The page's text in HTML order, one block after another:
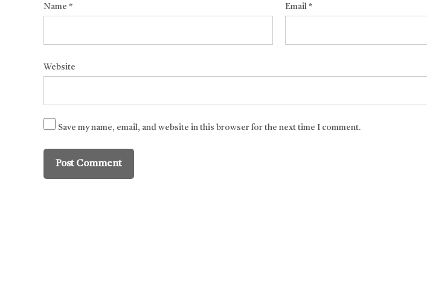
Name * Email *
Website
Save my name, email, and website in this browser for the next time I comment.